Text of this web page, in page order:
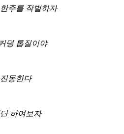
주를 작벌하자
덩 톱질이야
동한다
하여보자